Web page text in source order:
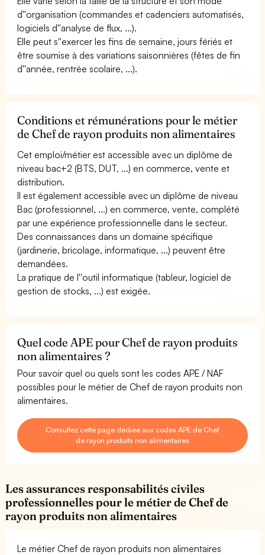
d''organisation (commandes et cadenciers automatisés,
logiciels d''analyse de flux, ...).
Elle peut s''exercer les fins de semaine, jours fériés et
être soumise à des variations saisonnières (fêtes de fin
d''année, rentrée scolaire, ...).
Conditions et rémunérations pour le métier
de Chef de rayon produits non alimentaires
Cet emploi/métier est accessible avec un diplôme de
niveau bac+2 (BTS, DUT, ...) en commerce, vente et
distribution.
Il est également accessible avec un diplôme de niveau
Bac (professionnel, ...) en commerce, vente, complété
par une expérience professionnelle dans le secteur.
Des connaissances dans un domaine spécifique
(jardinerie, bricolage, informatique, ...) peuvent être
demandées.
La pratique de l''outil informatique (tableur, logiciel de
gestion de stocks, ...) est exigée.
Quel code APE pour Chef de rayon produits
non alimentaires ?
Pour savoir quel ou quels sont les codes APE / NAF
possibles pour le métier de Chef de rayon produits non
alimentaires.
Consultez cette page dédiée aux codes APE de Chef
de rayon produits non alimentaires
Les assurances responsabilités civiles
professionnelles pour le métier de Chef de
rayon produits non alimentaires
Le métier Chef de rayon produits non alimentaires